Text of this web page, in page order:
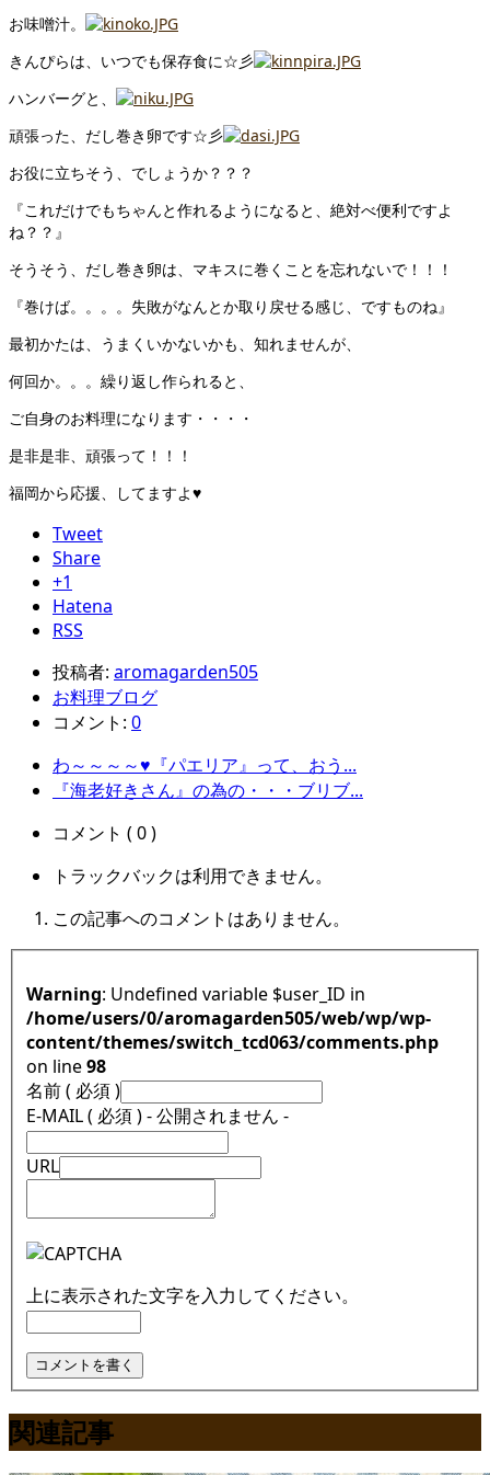
お味噌汁。
きんぴらは、いつでも保存食に☆彡
ハンバーグと、
頑張った、だし巻き卵です☆彡
お役に立ちそう、でしょうか？？？
『これだけでもちゃんと作れるようになると、絶対べ便利ですよ
ね？？』
そうそう、だし巻き卵は、マキスに巻くことを忘れないで！！！
『巻けば。。。。失敗がなんとか取り戻せる感じ、ですものね』
最初かたは、うまくいかないかも、知れませんが、
何回か。。。繰り返し作られると、
ご自身のお料理になります・・・・
是非是非、頑張って！！！
福岡から応援、してますよ♥
Tweet
Share
+1
Hatena
RSS
投稿者: aromagarden505
お料理ブログ
コメント: 0
わ～～～～♥『パエリア』って、おう...
『海老好きさん』の為の・・・ブリブ...
コメント ( 0 )
トラックバックは利用できません。
この記事へのコメントはありません。
Warning : Undefined variable $user_ID in
/home/users/0/aromagarden505/web/wp/wp-
content/themes/switch_tcd063/comments.php
on line98
名前 ( 必須 )
E-MAIL ( 必須 ) - 公開されません -
URL
上に表示された文字を入力してください。
関連記事